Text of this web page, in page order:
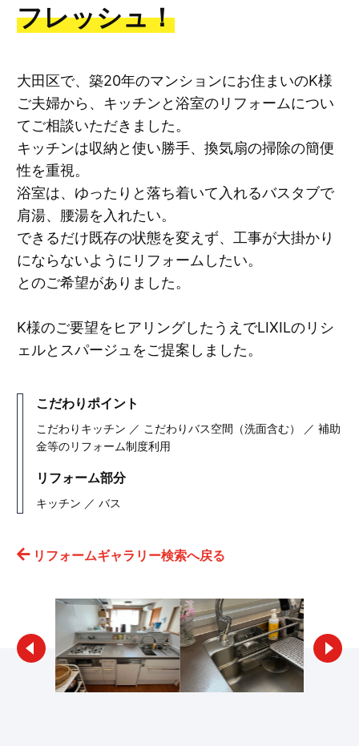
フレッシュ！
大田区で、築20年のマンションにお住まいのK様
ご夫婦から、キッチンと浴室のリフォームについ
てご相談いただきました。
キッチンは収納と使い勝手、換気扇の掃除の簡便
性を重視。
浴室は、ゆったりと落ち着いて入れるバスタブで
肩湯、腰湯を入れたい。
できるだけ既存の状態を変えず、工事が大掛かり
にならないようにリフォームしたい。
とのご希望がありました。
K様のご要望をヒアリングしたうえでLIXILのリシ
ェルとスパージュをご提案しました。
こだわりポイント
こだわりキッチン ／ こだわりバス空間（洗面含む） ／ 補助
金等のリフォーム制度利用
リフォーム部分
キッチン ／ バス
リフォームギャラリー検索へ戻る